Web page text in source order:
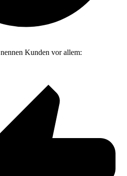
nennen Kunden vor allem: